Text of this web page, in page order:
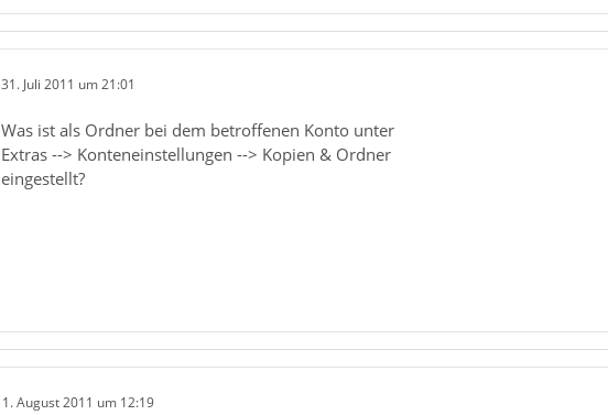
31. Juli 2011 um 21:01
Was ist als Ordner bei dem betroffenen Konto unter
Extras --> Konteneinstellungen --> Kopien & Ordner
eingestellt?
1. August 2011 um 12:19